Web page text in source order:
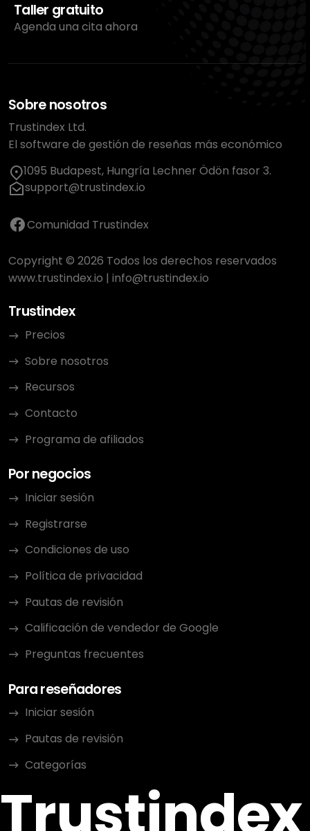
Taller gratuito
Agenda una cita ahora
Sobre nosotros
Trustindex Ltd.
El software de gestión de reseñas más económico
1095 Budapest, Hungría Lechner Ödön fasor 3.
support@trustindex.io
Comunidad Trustindex
Copyright © 2026 Todos los derechos reservados
www.trustindex.io | info@trustindex.io
Trustindex
Precios
Sobre nosotros
Recursos
Contacto
Programa de afiliados
Por negocios
Iniciar sesión
Registrarse
Condiciones de uso
Política de privacidad
Pautas de revisión
Calificación de vendedor de Google
Preguntas frecuentes
Para reseñadores
Iniciar sesión
Pautas de revisión
Categorías
Trustindex